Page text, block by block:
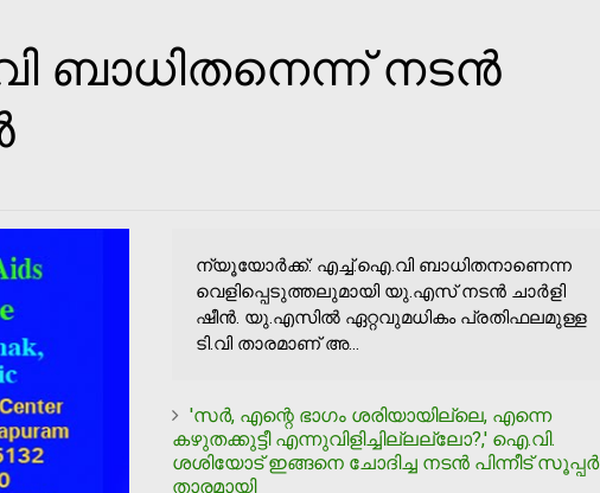
ബാധിതനെന്ന് നടന്‍
ന്യൂയോര്‍ക്ക്: എച്ച്.ഐ.വി ബാധിതനാണെന്ന
വെളിപ്പെടുത്തലുമായി യു.എസ് നടന്‍ ചാര്‍ളി
ഷീന്‍. യു.എസില്‍ ഏറ്റവുമധികം പ്രതിഫലമുള്ള
ടി.വി താരമാണ് അ...
'സര്‍, എന്റെ ഭാഗം ശരിയായില്ലെ, എന്നെ
കഴുതക്കുട്ടീ എന്നുവിളിച്ചില്ലല്ലോ?,' ഐ.വി.
ശശിയോട് ഇങ്ങനെ ചോദിച്ച നടന്‍ പിന്നീട് സൂപ്പര്‍
താരമായി